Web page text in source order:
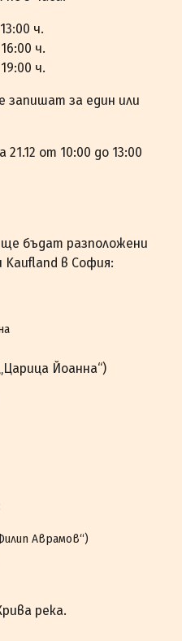
ч.
ч.
ч.
запишат за един или
от 10:00 до 13:00
ще бъдат разположени
в София:
Йоанна“)
Аврамов“)
река.